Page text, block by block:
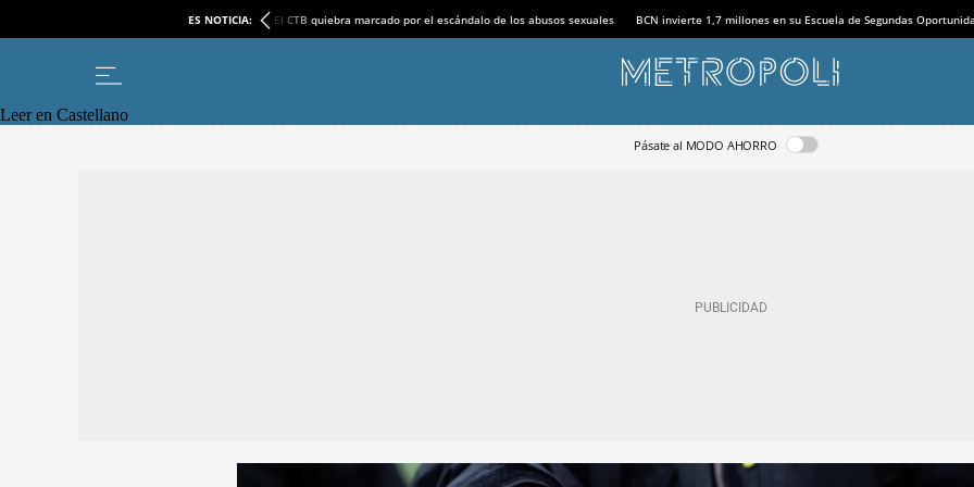
ES NOTICIA: El CTB quiebra marcado por el escándalo de los abusos sexuales BCN invierte 1,7 millones en su Escuela de Segundas
Leer en Castellano
Pásate al MODO AHORRO